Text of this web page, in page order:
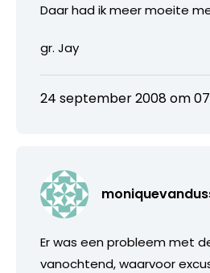
Daar had ik meer moeite
gr. Jay
24 september 2008 om
Er was een probleem met
vanochtend, waarvoor